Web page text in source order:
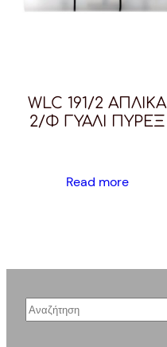
WLC 191/2 ΑΠΛΙΚΑ
2/Φ ΓΥΑΛΙ ΠΥΡΕΞ
Read more
S